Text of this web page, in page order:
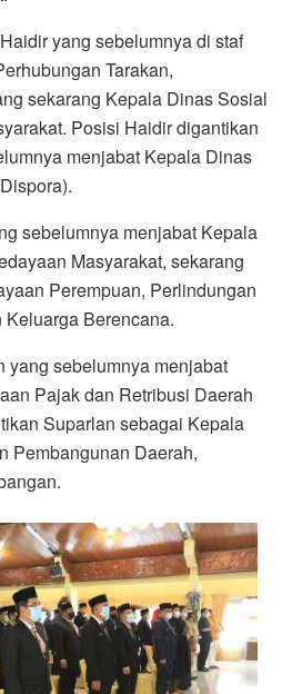
yang sebelumnya di staf
Tarakan,
sekarang Kepala Dinas Sosial
Posisi Haidir digantikan
menjabat Kepala Dinas
sebelumnya menjabat Kepala
Masyarakat, sekarang
Perempuan, Perlindungan
Berencana.
yang sebelumnya menjabat
Pajak dan Retribusi Daerah
Suparlan sebagai Kepala
Pembangunan Daerah,